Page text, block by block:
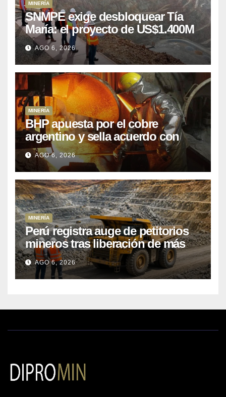
MINERÍA
SNMPE exige desbloquear Tía
María: el proyecto de US$1.400M
que Perú lleva 15 años
posponiendo
AGO 6, 2026
MINERÍA
BHP apuesta por el cobre
argentino y sella acuerdo con
Kobrea para siete proyecto
AGO 6, 2026
MINERÍA
Perú registra auge de petitorios
mineros tras liberación de más
de mil concesiones para explorar
cobre y oro
AGO 6, 2026